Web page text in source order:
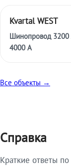
Kvartal WEST
Шинопровод 3200
4000 А
Все объекты →
Справка
Краткие ответы